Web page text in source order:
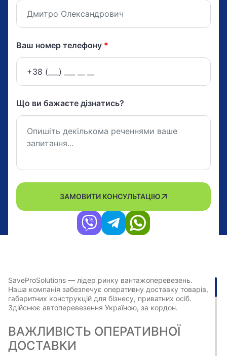
Ваш номер телефону *
Що ви бажаєте дізнатись?
ЗАМОВИТИ КОНСУЛЬТАЦІЮ
SaveProSolutions — лідер ринку вантажоперевезень.
Наша компанія забезпечує оперативну доставку товарів,
габаритних конструкцій для бізнесу, приватних осіб.
Здійснює автоперевезення Україною, за кордон.
ВАЖЛИВІСТЬ ОПЕРАТИВНОЇ
ДОСТАВКИ